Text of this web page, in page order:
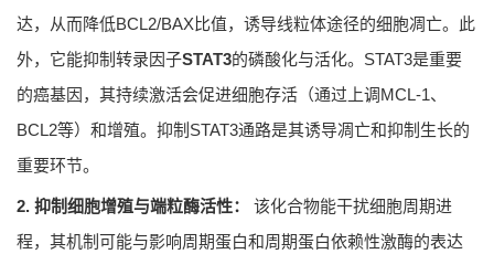
达，从而降低BCL2/BAX比值，诱导线粒体途径的细胞凋亡。此
外，它能抑制转录因子STAT3的磷酸化与活化。STAT3是重要
的癌基因，其持续激活会促进细胞存活（通过上调MCL-1、
BCL2等）和增殖。抑制STAT3通路是其诱导凋亡和抑制生长的
重要环节。
2. 抑制细胞增殖与端粒酶活性：
该化合物能干扰细胞周期进
程，其机制可能与影响周期蛋白和周期蛋白依赖性激酶的表达